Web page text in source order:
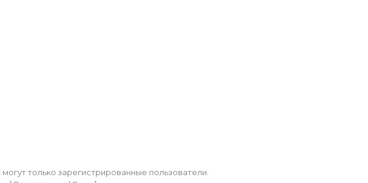
только зарегистрированные пользователи.